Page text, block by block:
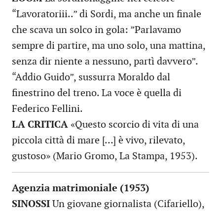
“Lavoratoriii..” di Sordi, ma anche un finale
che scava un solco in gola: ”Parlavamo
sempre di partire, ma uno solo, una mattina,
senza dir niente a nessuno, partì davvero”.
“Addio Guido”, sussurra Moraldo dal
finestrino del treno. La voce è quella di
Federico Fellini.
LA CRITICA «Questo scorcio di vita di una
piccola città di mare […] è vivo, rilevato,
gustoso» (Mario Gromo, La Stampa, 1953).
Agenzia matrimoniale (1953)
SINOSSI Un giovane giornalista (Cifariello),